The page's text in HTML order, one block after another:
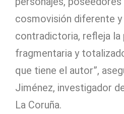
cosmovisión diferente y
contradictoria, refleja la
fragmentaria y
que tiene el autor”,
Jiménez, investigador
La Coruña.